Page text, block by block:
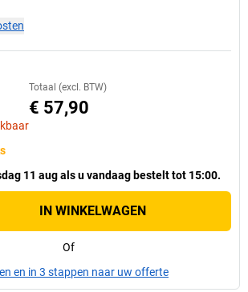
Totaal (excl. BTW)
€ 57,90
11 augals uvandaag bestelt tot 15:00.
IN WINKELWAGEN
Of
en in 3 stappen naar uw offerte